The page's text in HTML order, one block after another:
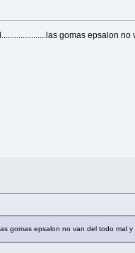
gomas epsalon
gomas epsalon no van del todo mal y